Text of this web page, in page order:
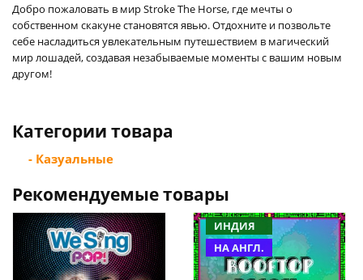
Добро пожаловать в мир Stroke The Horse, где мечты о
собственном скакуне становятся явью. Отдохните и позвольте
себе насладиться увлекательным путешествием в магический
мир лошадей, создавая незабываемые моменты с вашим новым
другом!
Категории товара
- Казуальные
Рекомендуемые товары
ИНДИЯ
НА АНГЛ.